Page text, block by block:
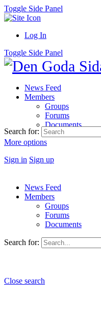
Toggle Side Panel
Log In
Toggle Side Panel
News Feed
Members
Groups
Forums
Documents
More options
Sign in Sign up
Search for:
News Feed
Members
Groups
Forums
Documents
Search for:
Close search